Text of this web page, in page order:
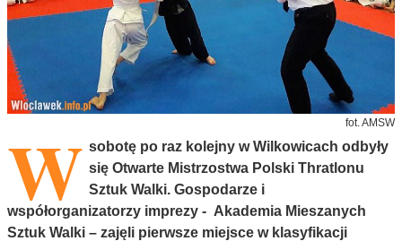
fot. AMSW
W sobotę po raz kolejny w Wilkowicach odbyły
się Otwarte Mistrzostwa Polski Thratlonu
Sztuk Walki. Gospodarze i
współorganizatorzy imprezy - Akademia Mieszanych
Sztuk Walki – zajęli pierwsze miejsce w klasyfikacji